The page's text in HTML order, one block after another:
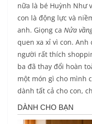
nữa là bé Huỳnh Như
con là động lực và
anh. Giọng ca Nửa
quen xa xỉ vì con. Anh
người rất thích
ba đã thay đổi hoàn
một món gì cho mình
dành tất cả cho con,